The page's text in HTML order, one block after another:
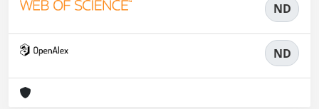
ND
ND